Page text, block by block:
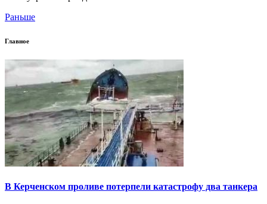
Раньше
Главное
В Керченском проливе потерпели катастрофу два танкера